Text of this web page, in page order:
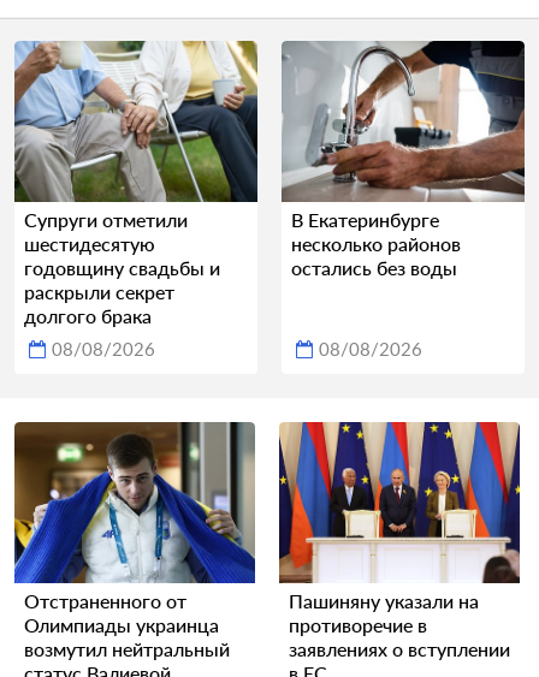
Супруги отметили
шестидесятую
годовщину свадьбы и
раскрыли секрет
долгого брака
08/08/2026
В Екатеринбурге
несколько районов
остались без воды
08/08/2026
Отстраненного от
Олимпиады украинца
возмутил нейтральный
статус Валиевой
Пашиняну указали на
противоречие в
заявлениях о вступлении
в ЕС